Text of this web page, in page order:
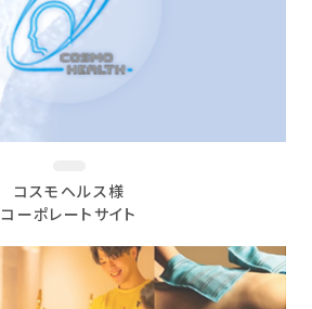
コスモヘルス様
コーポレートサイト